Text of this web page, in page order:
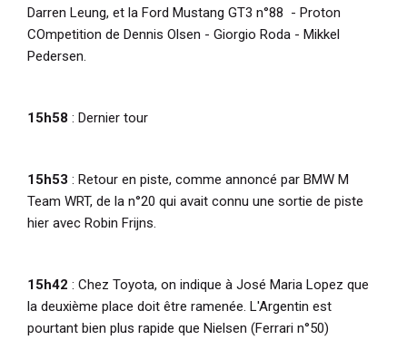
Darren Leung, et la Ford Mustang GT3 n°88 - Proton
COmpetition de Dennis Olsen - Giorgio Roda - Mikkel
Pedersen.
15h58 : Dernier tour
15h53 : Retour en piste, comme annoncé par BMW M
Team WRT, de la n°20 qui avait connu une sortie de piste
hier avec Robin Frijns.
15h42 : Chez Toyota, on indique à José Maria Lopez que
la deuxième place doit être ramenée. L'Argentin est
pourtant bien plus rapide que Nielsen (Ferrari n°50)